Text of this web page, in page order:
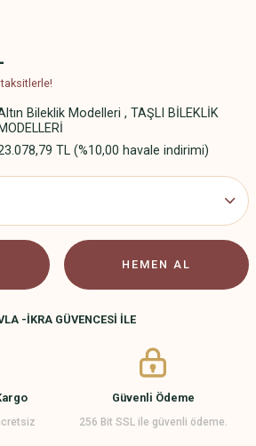
Bileklik Modelleri , TAŞLI BİLEKLİK
MODELLERİ
TL (%10,00 havale indirimi)
HEMEN AL
-İKRA GÜVENCESİ İLE
Güvenli Ödeme
256 Bit SSL ile güvenli ödeme.